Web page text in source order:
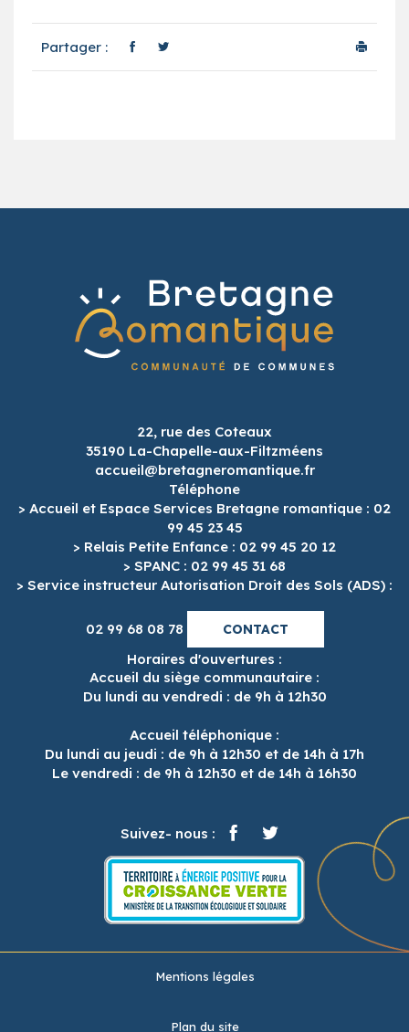
Partager :
22, rue des Coteaux
35190 La-Chapelle-aux-Filtzméens
accueil@bretagneromantique.fr
Téléphone
> Accueil et Espace Services Bretagne romantique : 02
99 45 23 45
> Relais Petite Enfance : 02 99 45 20 12
> SPANC : 02 99 45 31 68
> Service instructeur Autorisation Droit des Sols (ADS) :
02 99 68 08 78 CONTACT
Horaires d'ouvertures :
Accueil du siège communautaire :
Du lundi au vendredi : de 9h à 12h30
Accueil téléphonique :
Du lundi au jeudi : de 9h à 12h30 et de 14h à 17h
Le vendredi : de 9h à 12h30 et de 14h à 16h30
Suivez- nous :
Mentions légales
Plan du site